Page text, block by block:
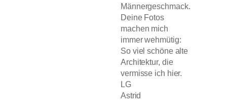
Männergeschmack.
Deine Fotos
machen mich
immer wehmütig:
So viel schöne alte
Architektur, die
vermisse ich hier.
LG
Astrid